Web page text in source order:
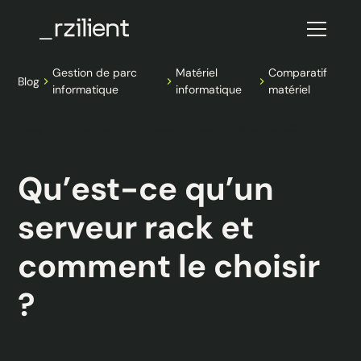
Blog
Gestion de parc
informatique
Matériel
informatique
Comparatif
matériel
Qu’est-ce qu’un
serveur rack et
comment le choisir
?